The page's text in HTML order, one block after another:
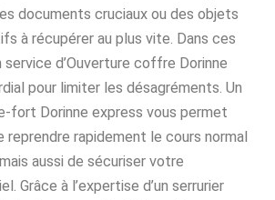
documents cruciaux ou des objets
à récupérer au plus vite. Dans ces
d’Ouverture coffre Dorinne
pour limiter les désagréments. Un
fort Dorinne express vous permet
reprendre rapidement le cours normal
aussi de sécuriser votre
Grâce à l’expertise d’un serrurier